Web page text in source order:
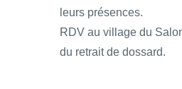
leurs présences.
RDV au village du
du retrait de dossard.